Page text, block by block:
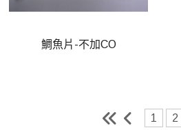
鯛魚片-不加CO
1 2